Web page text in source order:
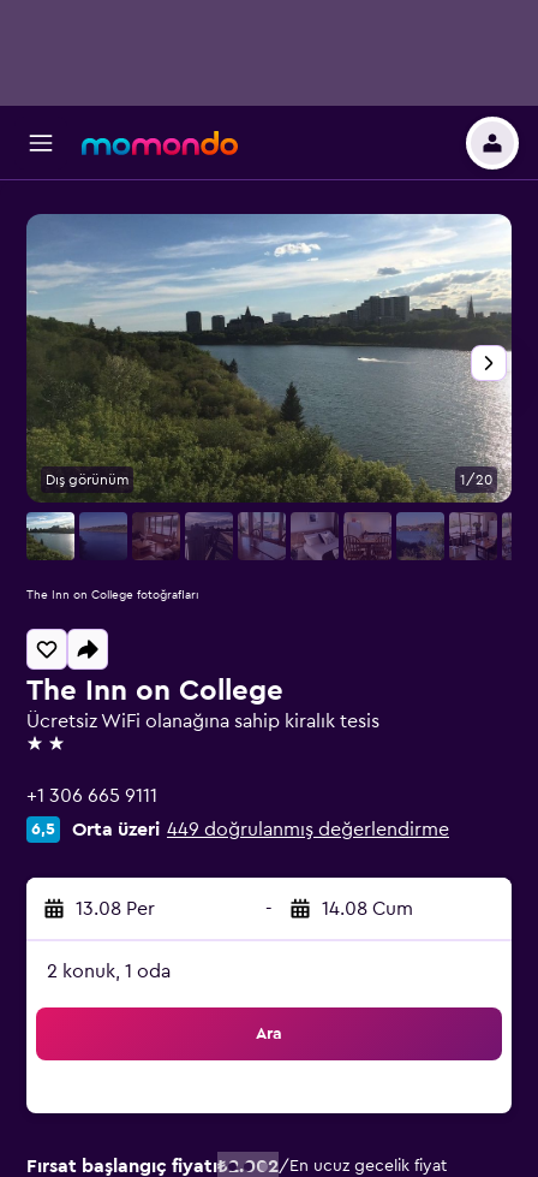
The Inn on College
Ücretsiz WiFi olanağına sahip kiralık tesis
2 yıldız
+1 306 665 9111
6,5 Orta üzeri 449 doğrulanmış değerlendirme
13.08 Per - 14.08 Cum
2 konuk, 1 oda
Ara
Fırsat başlangıç fiyatı₺2.002/ En ucuz gecelik fiyat
Dış görünüm 1/20
The Inn on College fotoğrafları